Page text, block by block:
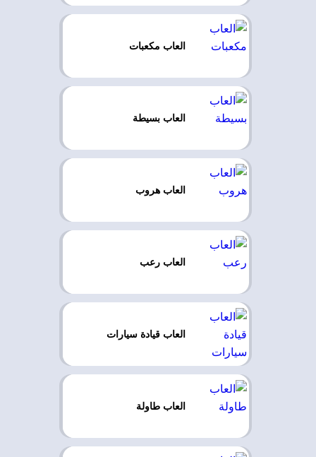
العاب مكعبات
العاب بسيطة
العاب هروب
العاب رعب
العاب قيادة سيارات
العاب طاولة